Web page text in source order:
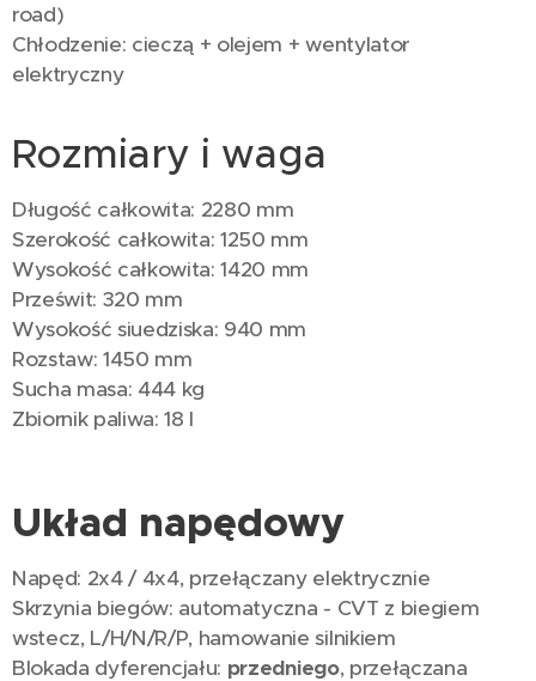
road)
Chłodzenie: cieczą + olejem + wentylator
elektryczny
Rozmiary i waga
Długość całkowita: 2280 mm
Szerokość całkowita: 1250 mm
Wysokość całkowita: 1420 mm
Prześwit: 320 mm
Wysokość siuedziska: 940 mm
Rozstaw: 1450 mm
Sucha masa: 444 kg
Zbiornik paliwa: 18 l
Układ napędowy
Napęd: 2x4 / 4x4, przełączany elektrycznie
Skrzynia biegów: automatyczna - CVT z biegiem
wstecz, L/H/N/R/P, hamowanie silnikiem
Blokada dyferencjału: przedniego, przełączana